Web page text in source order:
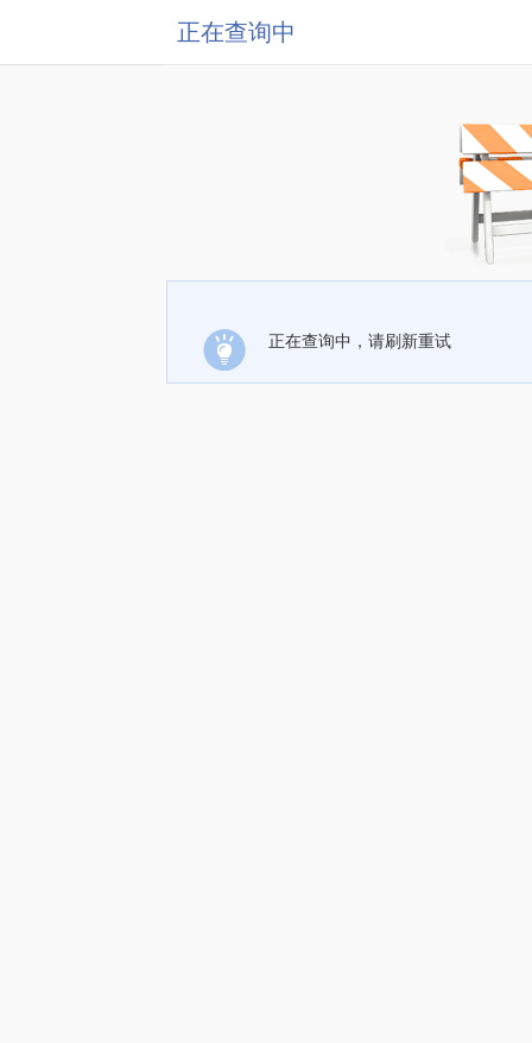
正在查询中
正在查询中，请刷新重试